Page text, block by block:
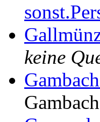
keine
Gambach
Gambach